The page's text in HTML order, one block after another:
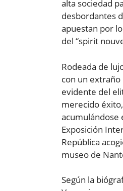
alta sociedad
desbordantes
apuestan por
del “spirit
Rodeada de
con un
evidente del
merecido
acumulándose
Exposición
República
museo de
Según la